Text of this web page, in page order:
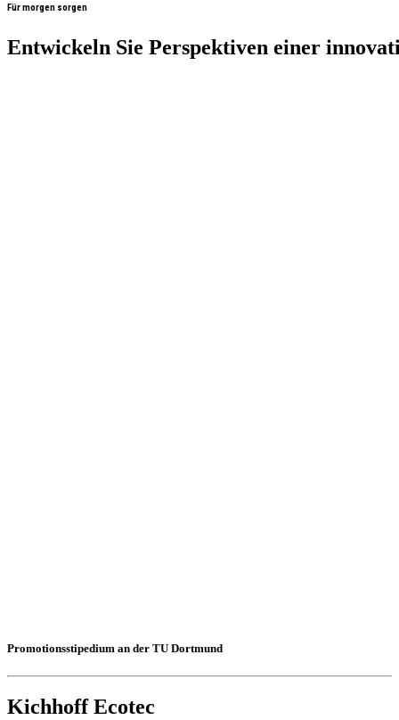
Für morgen sorgen
Entwickeln Sie Perspektiven einer
Promotionsstipedium an der TU Dortmund
Kichhoff Ecotec